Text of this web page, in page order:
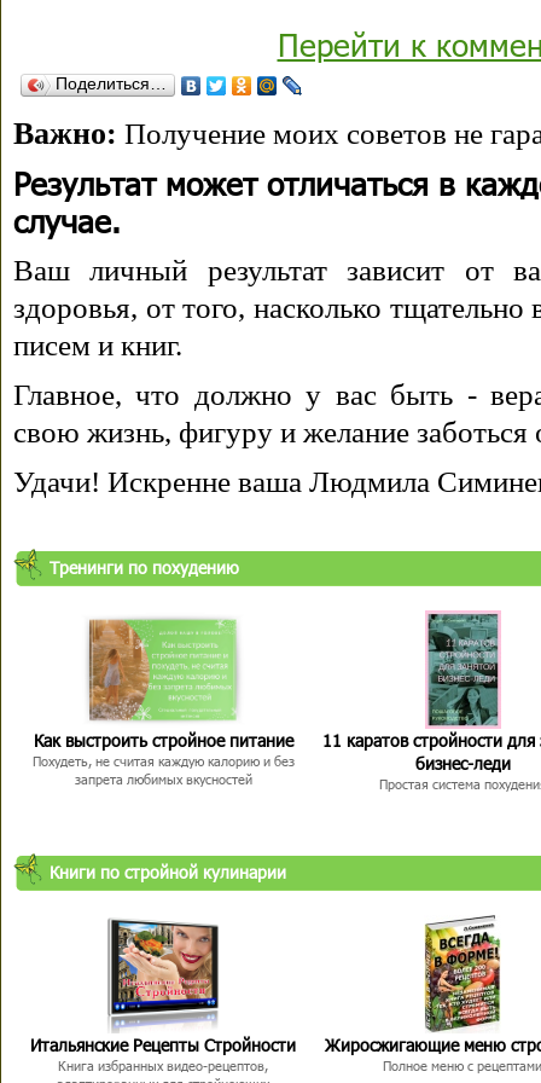
Перейти к
Поделиться…
Важно: Получение моих советов не
Результат может отличаться в
случае.
Ваш личный результат зависит от
здоровья, от того, насколько
писем и книг.
Главное, что должно у вас быть -
свою жизнь, фигуру и желание заботься
Удачи! Искренне ваша Людмила
Тренинги по похудению
Как выстроить стройное питание
Похудеть, не считая каждую калорию и без
запрета любимых вкусностей
11 каратов стройности для
бизнес-леди
Простая система
Книги по стройной кулинарии
Итальянские Рецепты Стройности
Книга избранных видео-рецептов,
Жиросжигающие меню
Полное меню с рецептами